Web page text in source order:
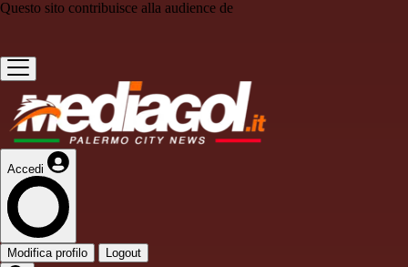
Questo sito contribuisce alla audience de
Accedi
Modifica profilo Logout